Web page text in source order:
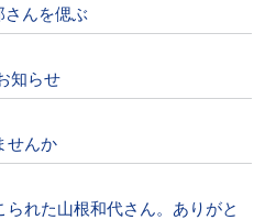
さんを偲ぶ
知らせ
せんか
れた山根和代さん。ありがと